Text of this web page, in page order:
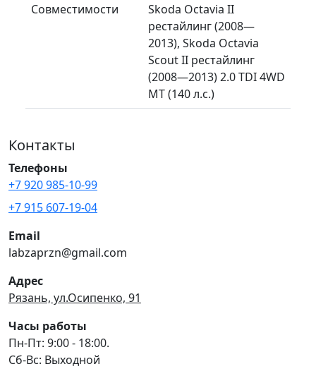
Совместимости
Skoda Octavia II
рестайлинг (2008—
2013), Skoda Octavia
Scout II рестайлинг
(2008—2013) 2.0 TDI 4WD
MT (140 л.с.)
Контакты
Телефоны
+7 920 985-10-99
+7 915 607-19-04
Email
labzaprzn@gmail.com
Адрес
Рязань, ул.Осипенко, 91
Часы работы
Пн-Пт: 9:00 - 18:00.
Сб-Вс: Выходной